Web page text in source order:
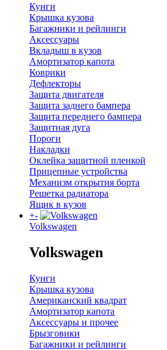
Кунги
Крышка кузова
Багажники и рейлинги
Аксессуары
Вкладыш в кузов
Амортизатор капота
Коврики
Дефлекторы
Защита двигателя
Защита заднего бампера
Защита переднего бампера
Защитная дуга
Пороги
Накладки
Оклейка защитной пленкой
Прицепные устройства
Механизм открытия борта
Решетка радиатора
Ящик в кузов
+-
Volkswagen
Volkswagen
Кунги
Крышка кузова
Американский квадрат
Амортизатор капота
Аксессуары и прочее
Брызговики
Багажники и рейлинги